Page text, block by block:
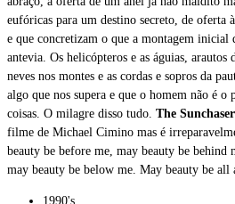
eufóricas para um destino secreto, de oferta
e que concretizam o que a montagem
antevia. Os helicópteros e as águias, arautos
neves nos montes e as cordas e sopros da
algo que nos supera e que o homem não é o
coisas. O milagre disso tudo. The Sunchaser
filme de Michael Cimino mas é
beauty be before me, may beauty be behind
may beauty be below me. May beauty be all
1990's